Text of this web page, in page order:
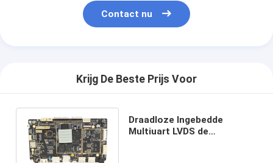
Contact nu
Krijg De Beste Prijs Voor
Draadloze Ingebedde
Multiuart LVDS de